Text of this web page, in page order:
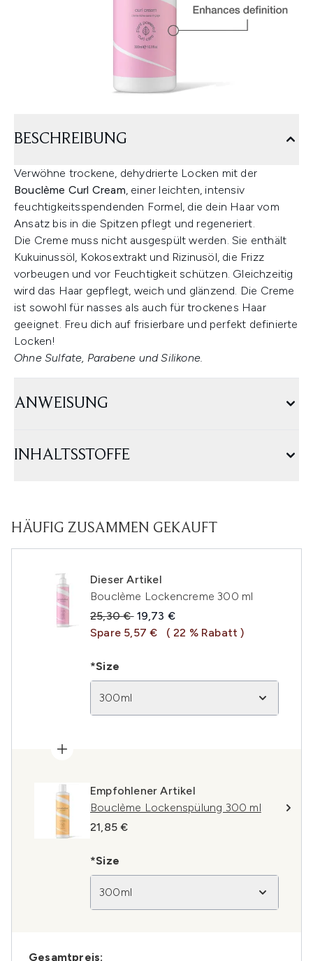
BESCHREIBUNG
Verwöhne trockene, dehydrierte Locken mit der
Bouclème Curl Cream, einer leichten, intensiv
feuchtigkeitsspendenden Formel, die dein Haar vom
Ansatz bis in die Spitzen pflegt und regeneriert.
Die Creme muss nicht ausgespült werden. Sie enthält
Kukuinussöl, Kokosextrakt und Rizinusöl, die Frizz
vorbeugen und vor Feuchtigkeit schützen. Gleichzeitig
wird das Haar gepflegt, weich und glänzend. Die Creme
ist sowohl für nasses als auch für trockenes Haar
geeignet. Freu dich auf frisierbare und perfekt definierte
Locken!
Ohne Sulfate, Parabene und Silikone.
ANWEISUNG
INHALTSSTOFFE
HÄUFIG ZUSAMMEN GEKAUFT
Dieser Artikel
Bouclème Lockencreme 300 ml
Unverbindliche Preisempfehlung:
25,30 € Aktueller Preis:
19,73 €
Spare 5,57 €
( 22 % Rabatt )
*Size
300ml
Empfohlener Artikel
Bouclème Lockenspülung 300 ml
21,85 €
*Size
300ml
Gesamtpreis: